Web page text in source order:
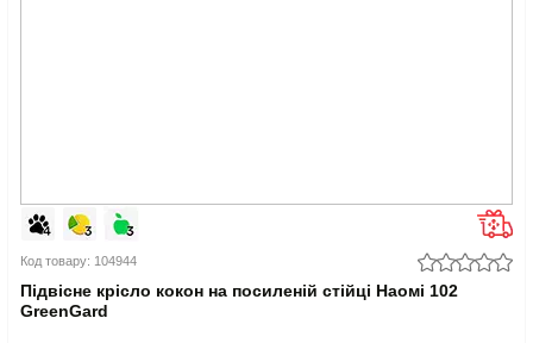
Код товару: 104944
Підвісне крісло кокон на посиленій стійці Наомі 102
GreenGard